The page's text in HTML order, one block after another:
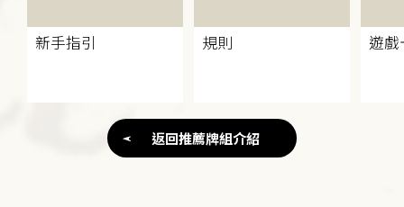
新手指引 規則 遊
返回推薦牌組介紹